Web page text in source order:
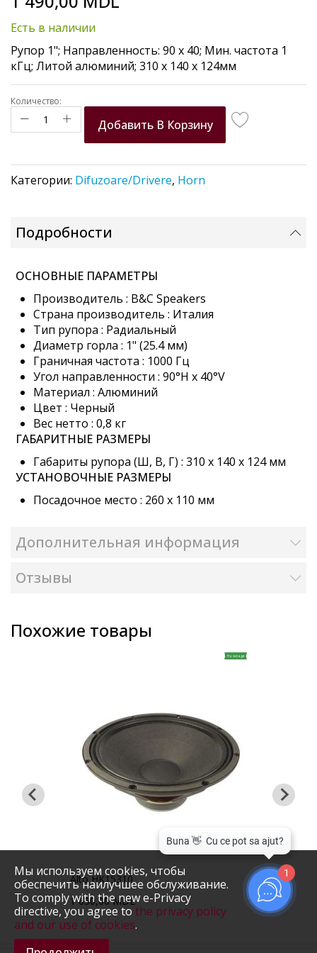
Мы используем cookies, чтобы
обеспечить наилучшее обслуживание.
To comply with the new e-Privacy
directive, you agree to the privacy policy
and our use of cookies.
beginning
of
the
gallery
Есть в наличии
Рупор 1"; Направленность: 90 x 40; Мин. частота 1
кГц; Литой алюминий; 310 х 140 х 124мм
Количество:
Добавить В Корзину
Категории: Difuzoare/Drivere, Horn
Подробности
ОСНОВНЫЕ ПАРАМЕТРЫ
Производитель : B&C Speakers
Страна производитель : Италия
Тип рупора : Радиальный
Диаметр горла : 1" (25.4 мм)
Граничная частота : 1000 Гц
Угол направленности : 90°H х 40°V
Материал : Алюминий
Цвет : Черный
Вес нетто : 0,8 кг
ГАБАРИТНЫЕ РАЗМЕРЫ
Габариты рупора (Ш, В, Г) : 310 x 140 x 124 мм
УСТАНОВОЧНЫЕ РАЗМЕРЫ
Посадочное место : 260 x 110 мм
Дополнительная информация
Отзывы
Похожие товары
На складе
Alto HK15310
1 650,00 MDL
B&C
1
1